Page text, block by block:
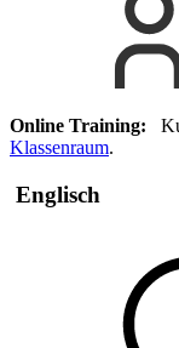
Online Training:
Klassenraum.
Englisch